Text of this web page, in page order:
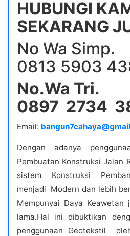
HUBUNGI
SEKARANG
No Wa
0813 5903
No.Wa
0897 2734
Email:
Dengan adanya
Pembuatan Konstruksi Jalan
sistem Konstruksi
menjadi Modern dan lebih
Mempunyai Daya Keawetan
lama.Hal ini dibuktikan
penggunaan Geotekstil